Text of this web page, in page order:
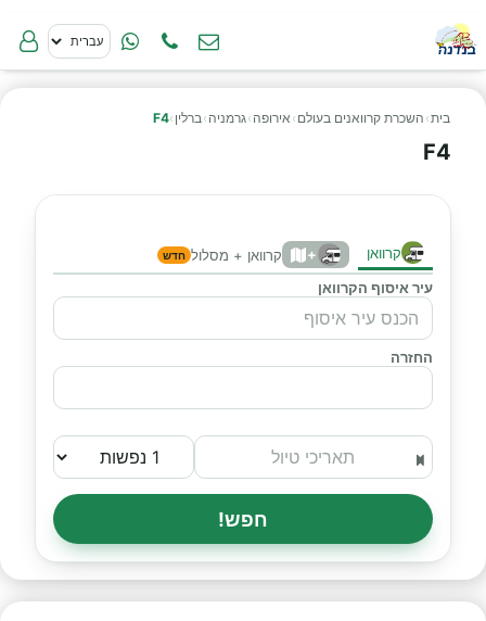
בית› השכרת קרוואנים בעולם › אירופה ›גרמניה ›ברלין ›
F4
F4
קרוואן + קרוואן + מסלול חדש
עיר איסוף הקרוואן
החזרה
חפש!